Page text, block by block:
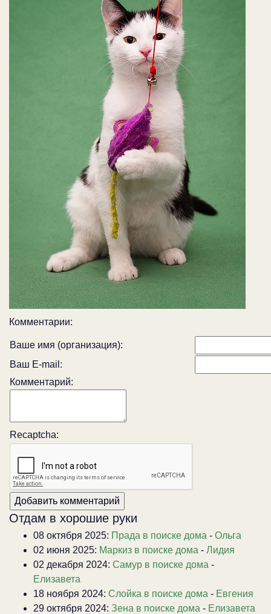
Комментарии:
Ваше имя (организация):
Ваш E-mail:
Комментарий:
Recaptcha:
Отдам в хорошие руки
08 октября 2025: Прада в поиске дома - Ольга
02 июня 2025: Маркиз в поиске дома - Лидия
02 декабря 2024: Самур в поиске дома -
Елизавета
18 ноября 2024: Слойка в поиске дома - Евгения
29 октября 2024: Зена в поиске дома - Елизавета